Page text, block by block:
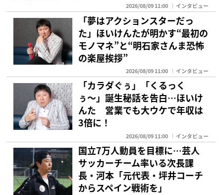
2026/08/09 11:00 インタビュー
「夢はアクションスターだっ
た」ほいけんたが明かす“最初の
モノマネ”と“明石家さんま恐怖
の楽屋挨拶”
2026/08/09 11:00 インタビュー
「カラダぐぅ」「くるっく
ぅ〜」誕生秘話を告白…ほいけ
んた 営業でも大ウケで年収は
3倍に！
2026/08/09 11:00 インタビュー
国立7万人動員を目標に…芸人
サッカーチーム率いる次長課
長・河本「元代表・坪井コーチ
からスペイン戦術を」